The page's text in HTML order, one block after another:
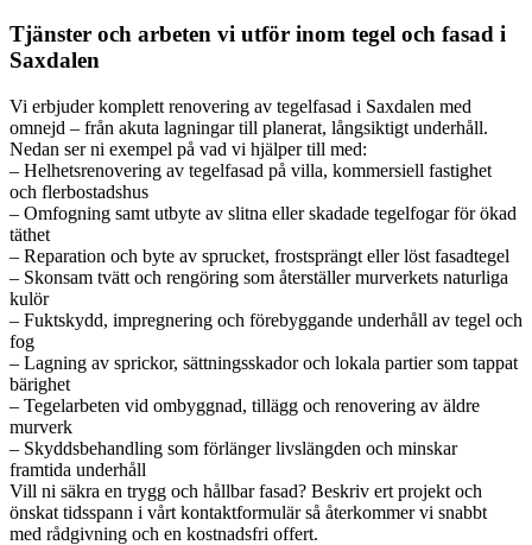
Tjänster och arbeten vi utför inom tegel och fasad i
Saxdalen
Vi erbjuder komplett renovering av tegelfasad i Saxdalen med
omnejd – från akuta lagningar till planerat, långsiktigt underhåll.
Nedan ser ni exempel på vad vi hjälper till med:
– Helhetsrenovering av tegelfasad på villa, kommersiell fastighet
och flerbostadshus
– Omfogning samt utbyte av slitna eller skadade tegelfogar för ökad
täthet
– Reparation och byte av sprucket, frostsprängt eller löst fasadtegel
– Skonsam tvätt och rengöring som återställer murverkets naturliga
kulör
– Fuktskydd, impregnering och förebyggande underhåll av tegel och
fog
– Lagning av sprickor, sättningsskador och lokala partier som tappat
bärighet
– Tegelarbeten vid ombyggnad, tillägg och renovering av äldre
murverk
– Skyddsbehandling som förlänger livslängden och minskar
framtida underhåll
Vill ni säkra en trygg och hållbar fasad? Beskriv ert projekt och
önskat tidsspann i vårt kontaktformulär så återkommer vi snabbt
med rådgivning och en kostnadsfri offert.